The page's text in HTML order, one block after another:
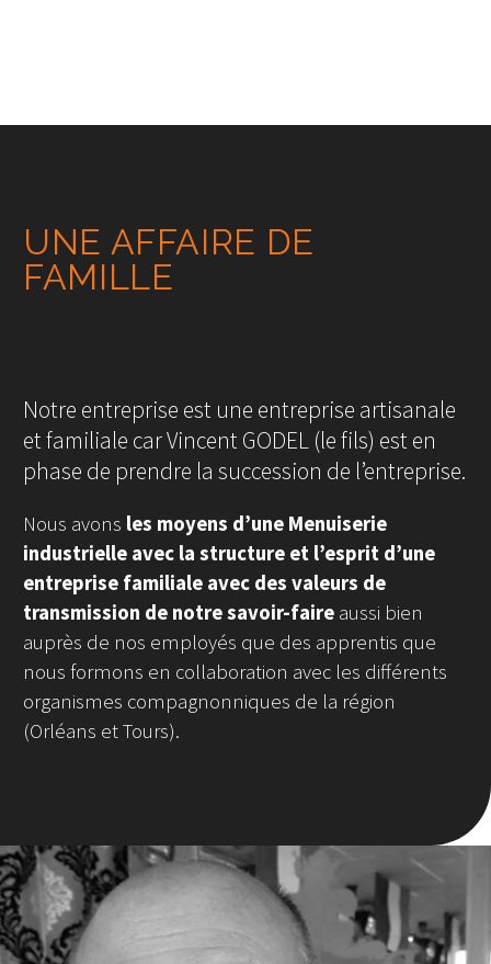
UNE AFFAIRE DE
FAMILLE
Notre entreprise est une entreprise artisanale
et familiale car Vincent GODEL (le fils) est en
phase de prendre la succession de l’entreprise.
Nous avons les moyens d’une Menuiserie
industrielle avec la structure et l’esprit d’une
entreprise familiale avec des valeurs de
transmission de notre savoir-faire aussi bien
auprès de nos employés que des apprentis que
nous formons en collaboration avec les différents
organismes compagnonniques de la région
(Orléans et Tours).